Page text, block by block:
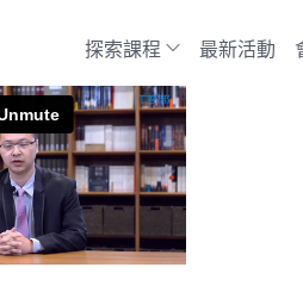
探索課程 最新活動